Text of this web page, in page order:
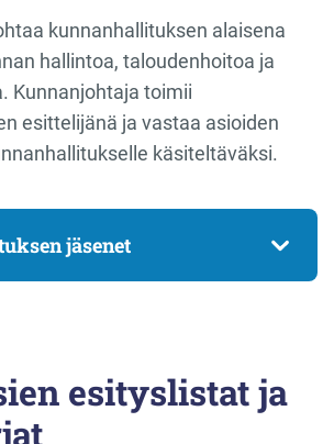
kunnanhallituksen alaisena
hallintoa, taloudenhoitoa ja
Kunnanjohtaja toimii
esittelijänä ja vastaa asioiden
käsiteltäväksi.
jäsenet
esityslistat ja